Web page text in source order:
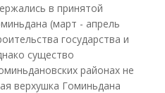
в принятой
(март - апрель
государства и
существо
районах не
верхушка Гоминьдана